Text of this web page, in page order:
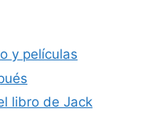
y películas
libro de Jack